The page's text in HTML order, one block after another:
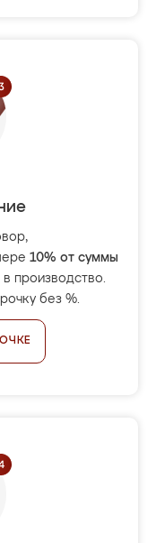
10% от суммы
производство.
без %.